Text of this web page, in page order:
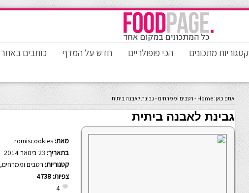
קטגוריות מתכונים הכי פופולריים חדש על המדף כותבים באתר
אתם כאן: Home
- רטבים וממרחים -גבינת לאבנה ביתית
גבינת לאבנה ביתית
מאת: romiscookies
בתאריך:
קטגוריות: רטבים וממרחים,
צפיות: 4738
4